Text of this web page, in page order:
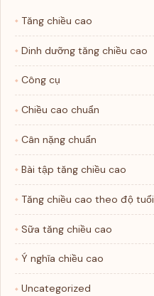
Tăng chiều cao
Dinh dưỡng tăng chiều cao
Công cụ
Chiều cao chuẩn
Cân nặng chuẩn
Bài tập tăng chiều cao
Tăng chiều cao theo độ tuổi
Sữa tăng chiều cao
Ý nghĩa chiều cao
Uncategorized